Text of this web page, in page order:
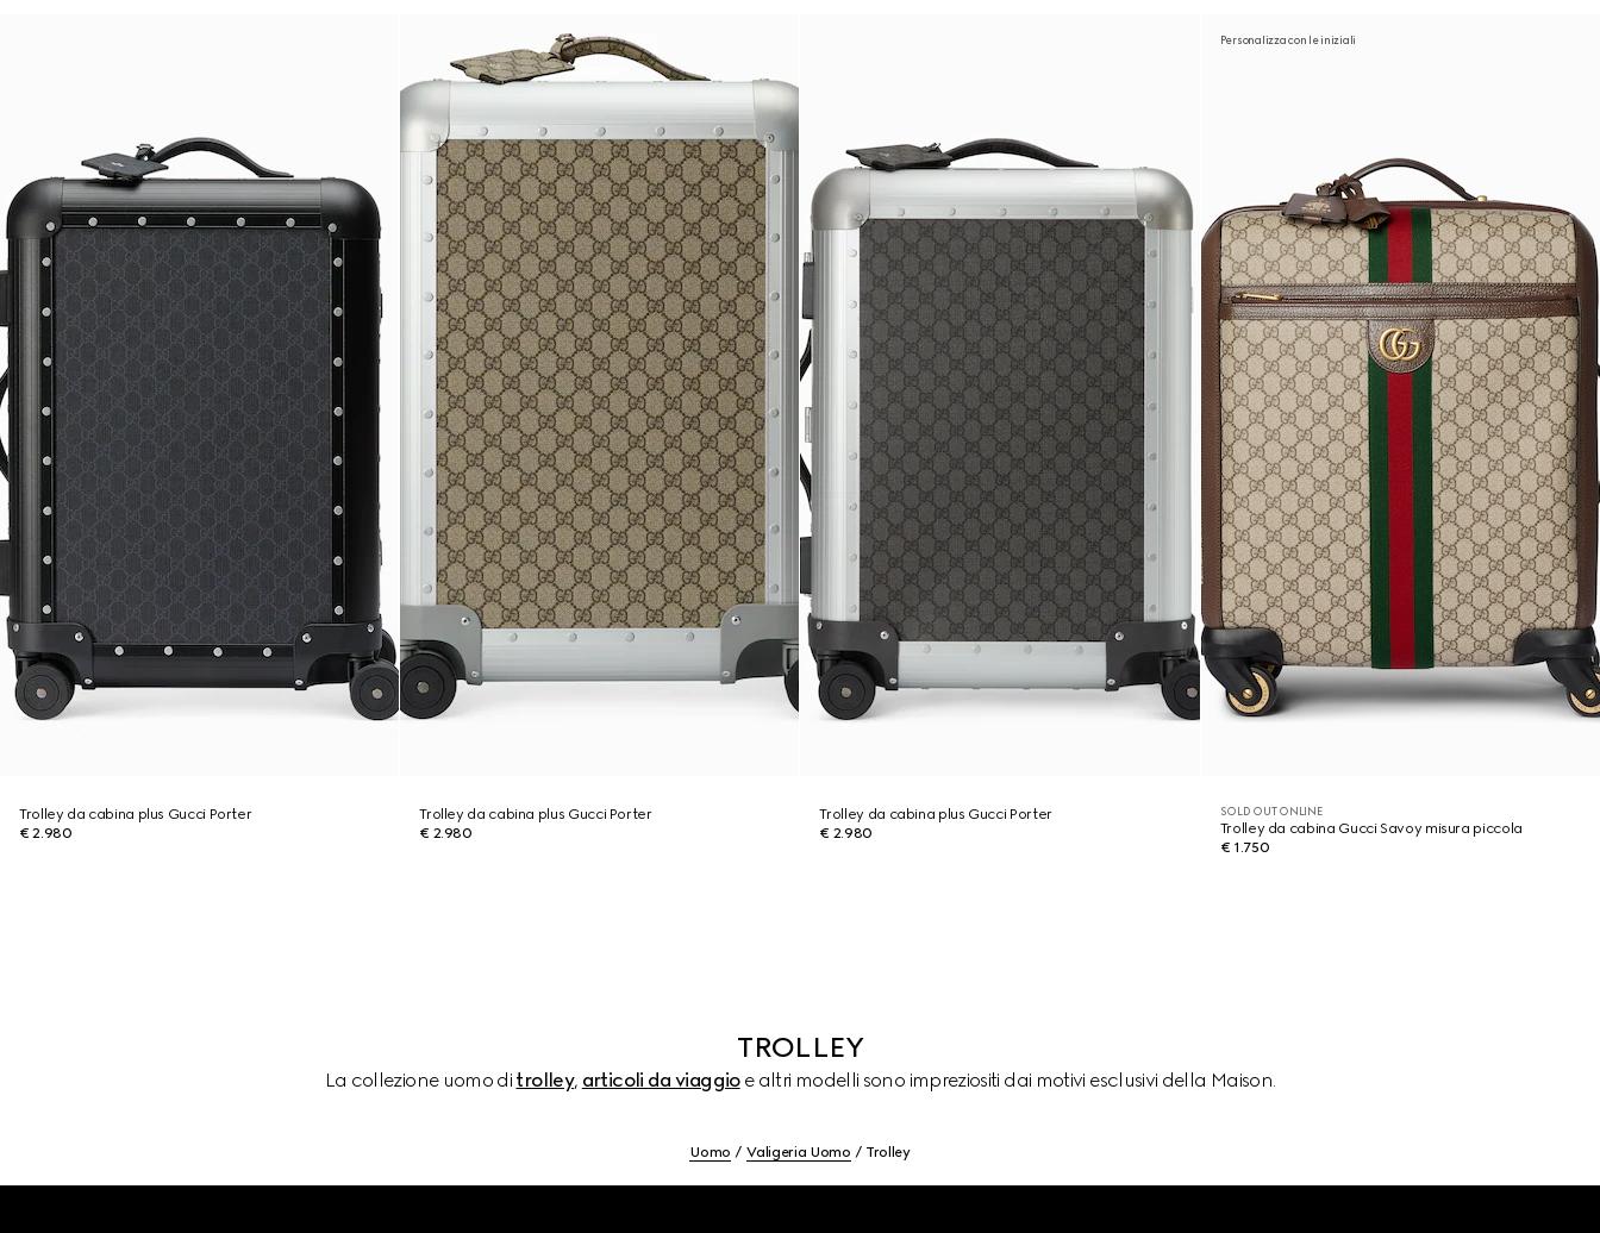
Trolley da cabina plus Gucci Porter
€ 2.980
Trolley da cabina plus Gucci Porter
€ 2.980
Trolley da cabina plus Gucci Porter
€ 2.980
Personalizza con le iniziali
SOLD OUT ONLINE
Trolley da cabina Gucci Savoy misura piccola
€ 1.750
TROLLEY
La collezione uomo di trolley, articoli da viaggioe altri modelli sono impreziositi dai motivi esclusivi della Maison.
Uomo Valigeria Uomo Trolley